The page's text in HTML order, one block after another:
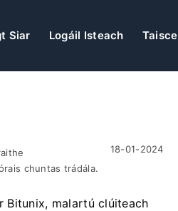
Siar Logáil Isteach Taisce
chuntas trádála.
18-01-2024
Bitunix, malartú clúiteach